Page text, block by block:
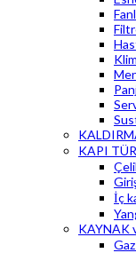
KAPI
İç
KAYNAK